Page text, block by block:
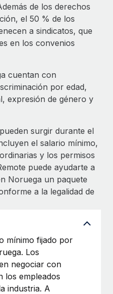
en RR. HH. globales
cumplimiento
y contrólalos
la legalidad enseguida.
facilidad.
los empleados sin
de Remote:
y Xero y Contractor
ayudar a empresas de
gestionar y...
de los derechos
el 50 % de los
a sindicatos, que
en los convenios
cuentan con
por edad,
expresión de género y
surgir durante el
el salario mínimo,
y los permisos
puede ayudarte a
Noruega un paquete
a la legalidad de
mínimo fijado por
Los
negociar con
los empleados
industria. A